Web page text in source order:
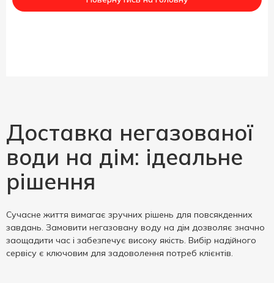
Доставка негазованої
води на дім: ідеальне
рішення
Сучасне життя вимагає зручних рішень для повсякденних
завдань. Замовити негазовану воду на дім дозволяє значно
заощадити час і забезпечує високу якість. Вибір надійного
сервісу є ключовим для задоволення потреб клієнтів.